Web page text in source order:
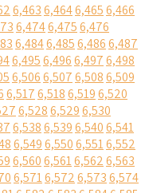
6,4636,4646,4656,466
6,4746,4756,476
6,4846,4856,4866,487
6,4956,4966,4976,498
6,5066,5076,5086,509
6,5176,5186,5196,520
6,5286,5296,530
6,5386,5396,5406,541
6,5496,5506,5516,552
6,5606,5616,5626,563
6,5716,5726,5736,574